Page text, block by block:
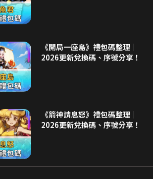
《開局一座島》禮包碼整理｜
2026更新兌換碼、序號分享！
《箭神請息怒》禮包碼整理｜
2026更新兌換碼、序號分享！